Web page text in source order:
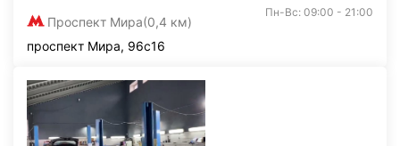
Проспект Мира(0,4 км)
Пн-Вс: 09:00 - 21:00
проспект Мира, 96с16